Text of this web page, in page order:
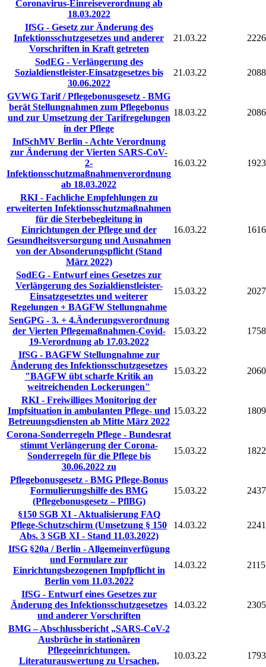
Coronavirus-Einreiseverordnung ab
18.03.2022
IfSG - Gesetz zur Änderung des
Infektionsschutzgesetzes und anderer
Vorschriften in Kraft getreten
21.03.22 2226
SodEG - Verlängerung des
Sozialdienstleister-Einsatzgesetzes bis
30.06.2022
21.03.22 2088
GVWG Tarif / Pflegebonusgesetz - BMG
berät Stellungnahmen zum Pflegebonus
und zur Umsetzung der Tarifregelungen
in der Pflege
18.03.22 2086
InfSchMV Berlin - Achte Verordnung
zur Änderung der Vierten SARS-CoV-
2-
Infektionsschutzmaßnahmenverordnung
ab 18.03.2022
16.03.22 1923
RKI - Fachliche Empfehlungen zu
erweiterten Infektionsschutzmaßnahmen
für die Sterbebegleitung in
Einrichtungen der Pflege und der
Gesundheitsversorgung und Ausnahmen
von der Absonderungspflicht (Stand
März 2022)
16.03.22 1616
SodEG - Entwurf eines Gesetzes zur
Verlängerung des Sozialdienstleister-
Einsatzgesetztes und weiterer
Regelungen + BAGFW Stellungnahme
15.03.22 2027
SenGPG - 3. + 4.Änderungsverordnung
der Vierten Pflegemaßnahmen-Covid-
19-Verordnung ab 17.03.2022
15.03.22 1758
IfSG - BAGFW Stellungnahme zur
Änderung des Infektionsschutzgesetzes
"BAGFW übt scharfe Kritik an
weitreichenden Lockerungen"
15.03.22 2060
RKI - Freiwilliges Monitoring der
Impfsituation in ambulanten Pflege- und
Betreuungsdiensten ab Mitte März 2022
15.03.22 1809
Corona-Sonderregeln Pflege - Bundesrat
stimmt Verlängerung der Corona-
Sonderregeln für die Pflege bis
30.06.2022 zu
15.03.22 1822
Pflegebonusgesetz - BMG Pflege-Bonus
Formulierungshilfe des BMG
(Pflegebonusgesetz – PflBG)
15.03.22 2437
§150 SGB XI - Aktualisierung FAQ
Pflege-Schutzschirm (Umsetzung § 150
Abs. 3 SGB XI - Stand 11.03.2022)
14.03.22 2241
IfSG §20a / Berlin - Allgemeinverfügung
und Formulare zur
Einrichtungsbezogenen Impfpflicht in
Berlin vom 11.03.2022
14.03.22 2115
IfSG - Entwurf eines Gesetzes zur
Änderung des Infektionsschutzgesetzes
und anderer Vorschriften
14.03.22 2305
BMG – Abschlussbericht „SARS-CoV-2
Ausbrüche in stationären
Pflegeeinrichtungen.
Literaturauswertung zu Ursachen,
10.03.22 1793